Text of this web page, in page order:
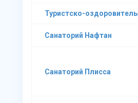
Туристско-
Санаторий Нафтан
Санаторий Плисса